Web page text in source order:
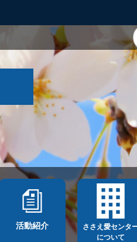
活動紹介
ささえ愛センタ
について